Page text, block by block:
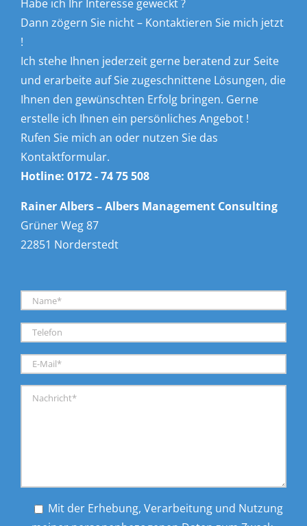
Habe ich Ihr Interesse geweckt ?
Dann zögern Sie nicht – Kontaktieren Sie mich jetzt
!
Ich stehe Ihnen jederzeit gerne beratend zur Seite
und erarbeite auf Sie zugeschnittene Lösungen, die
Ihnen den gewünschten Erfolg bringen. Gerne
erstelle ich Ihnen ein persönliches Angebot !
Rufen Sie mich an oder nutzen Sie das
Kontaktformular.
Hotline: 0172 - 74 75 508
Rainer Albers – Albers Management Consulting
Grüner Weg 87
22851 Norderstedt
Mit der Erhebung, Verarbeitung und Nutzung